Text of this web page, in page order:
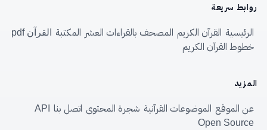
روابط سريعة
الرئيسية القرآن الكريم المصحف بالقراءات العشر المكتبة القرآن pdf
خطوط القرآن الكريم
المزيد
عن الموقع الموضوعات القرآنية شجرة المحتوى اتصل بنا
API
Open Source